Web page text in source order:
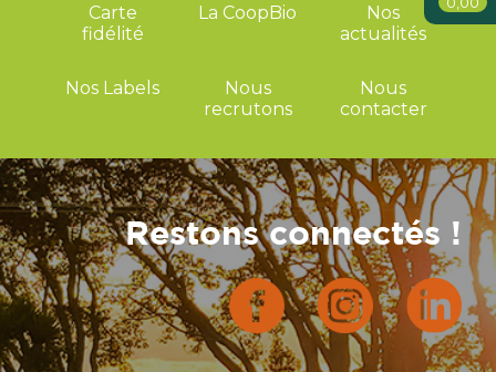
Restons connectés !
Carte
fidélité
La CoopBio
Nos
actualités
Nos Labels
Nous
recrutons
Nous
contacter